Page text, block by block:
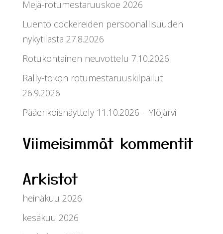
Mejä-rotumestaruuskoe 2026
Luento cockereiden persoonallisuuden
nykytilasta 27.8.2026
Rotukohtainen neuvottelu 7.10.2026
Rally-tokon rotumestaruuskilpailut
26.9.2026
Pääerikoisnäyttely 11.10.2026 – Ylöjärvi
Viimeisimmät kommentit
Arkistot
heinäkuu 2026
kesäkuu 2026